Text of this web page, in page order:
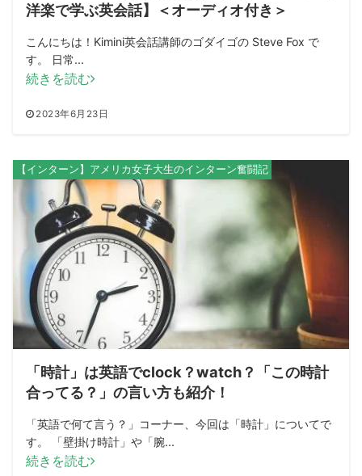
洋楽で学ぶ英会話】＜オーディオ付き＞
こんにちは！Kimini英会話講師のゴダイゴの Steve Fox で
す。 日常...
2023年6月23日
続きを読む
【インターン】アメリカ女子大生のインターン奮闘記
「時計」は英語でclock？watch？「この時計
合ってる？」の言い方も紹介！
「英語で何て言う？」コーナー、今回は「時計」についてで
す。 「壁掛け時計」や「腕...
続きを読む